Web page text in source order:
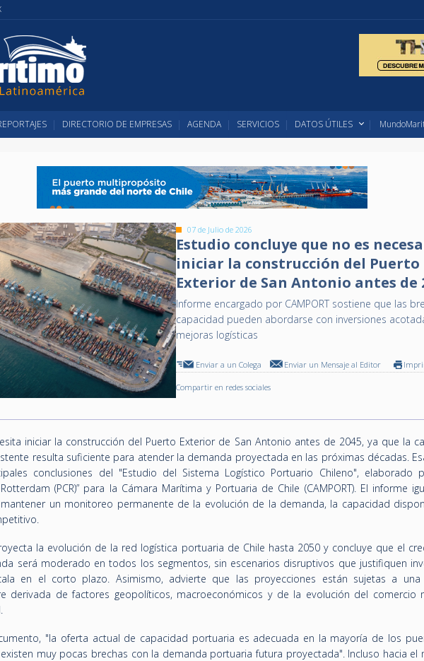
DIRECTORIO DE EMPRESAS AGENDA SERVICIOS DATOS ÚTILES
07 de Julio de 2026
Estudio concluye que no es
iniciar la construcción del Puerto
Exterior de San Antonio antes de
Informe encargado por CAMPORT sostiene que las
capacidad pueden abordarse con inversiones
mejoras logísticas
Enviar a un Colega Enviar un Mensaje al Editor
Compartir en redes sociales
iniciar la construcción del Puerto Exterior de San Antonio antes de 2045, ya que la
resulta suficiente para atender la demanda proyectada en las próximas décadas.
conclusiones del "Estudio del Sistema Logístico Portuario Chileno", elaborado
(PCR)” para la Cámara Marítima y Portuaria de Chile (CAMPORT). El informe
un monitoreo permanente de la evolución de la demanda, la capacidad
la evolución de la red logística portuaria de Chile hasta 2050 y concluye que el
será moderado en todos los segmentos, sin escenarios disruptivos que justifiquen
en el corto plazo. Asimismo, advierte que las proyecciones están sujetas a una
derivada de factores geopolíticos, macroeconómicos y de la evolución del comercio
"la oferta actual de capacidad portuaria es adecuada en la mayoría de los
muy pocas brechas con la demanda portuaria futura proyectada". Incluso hacia el